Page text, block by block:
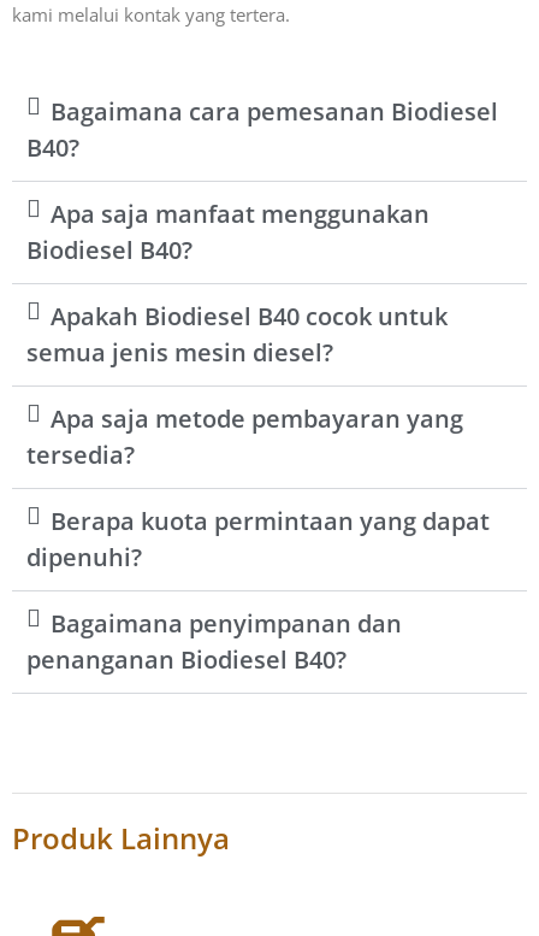
kami melalui kontak yang tertera.
Bagaimana cara pemesanan Biodiesel
B40?
Apa saja manfaat menggunakan
Biodiesel B40?
Apakah Biodiesel B40 cocok untuk
semua jenis mesin diesel?
Apa saja metode pembayaran yang
tersedia?
Berapa kuota permintaan yang dapat
dipenuhi?
Bagaimana penyimpanan dan
penanganan Biodiesel B40?
Produk Lainnya